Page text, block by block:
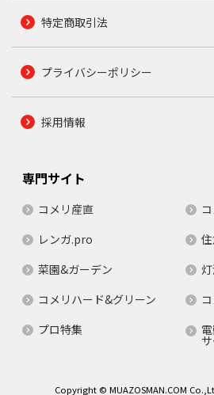
特定商取引法
プライバシーポリシー
採用情報
専門サイト
コメリ産直
レンガ.pro
菜園&ガーデン
コメリハード&グリーン
プロ特集
Copyright © MUAZOSMAN.COM